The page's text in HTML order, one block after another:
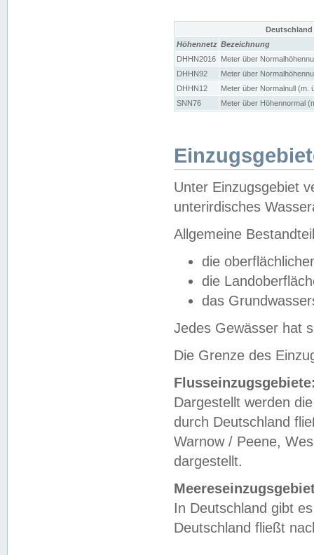
Höhennetz Bezeichnung
DHHN2016
Meter über
DHHN92
Meter über
DHHN12
Meter über Normalnull (m.
SNN76
Meter über Höhennormal
Unter Einzugsgebiet
unterirdisches
Allgemeine
die
die
das
Jedes Gewässer hat
Die Grenze des
Dargestellt werden
durch Deutschland
Warnow / Peene,
dargestellt.
In Deutschland gibt
Deutschland fließt